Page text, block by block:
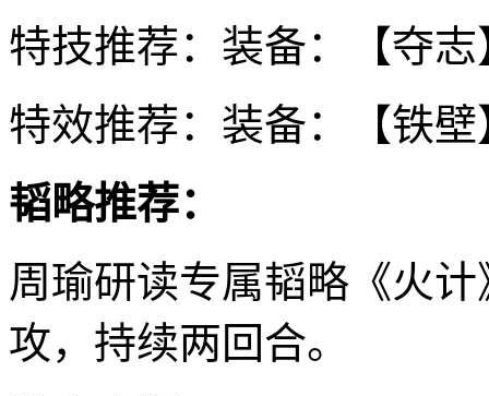
特技推荐：装备：【夺
特效推荐：装备：【铁
韬略推荐：
周瑜研读专属韬略《火
攻，持续两回合。